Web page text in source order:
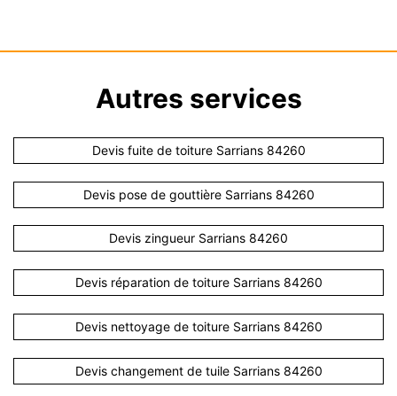
Autres services
Devis fuite de toiture Sarrians 84260
Devis pose de gouttière Sarrians 84260
Devis zingueur Sarrians 84260
Devis réparation de toiture Sarrians 84260
Devis nettoyage de toiture Sarrians 84260
Devis changement de tuile Sarrians 84260